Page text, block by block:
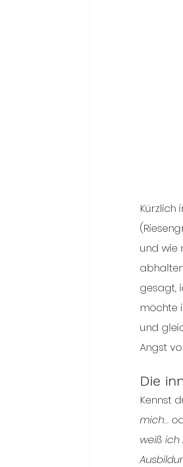
Kürzlich
und wie
gesagt,
möchte
und
Angst
Die
Kennst
mich…
weiß ich